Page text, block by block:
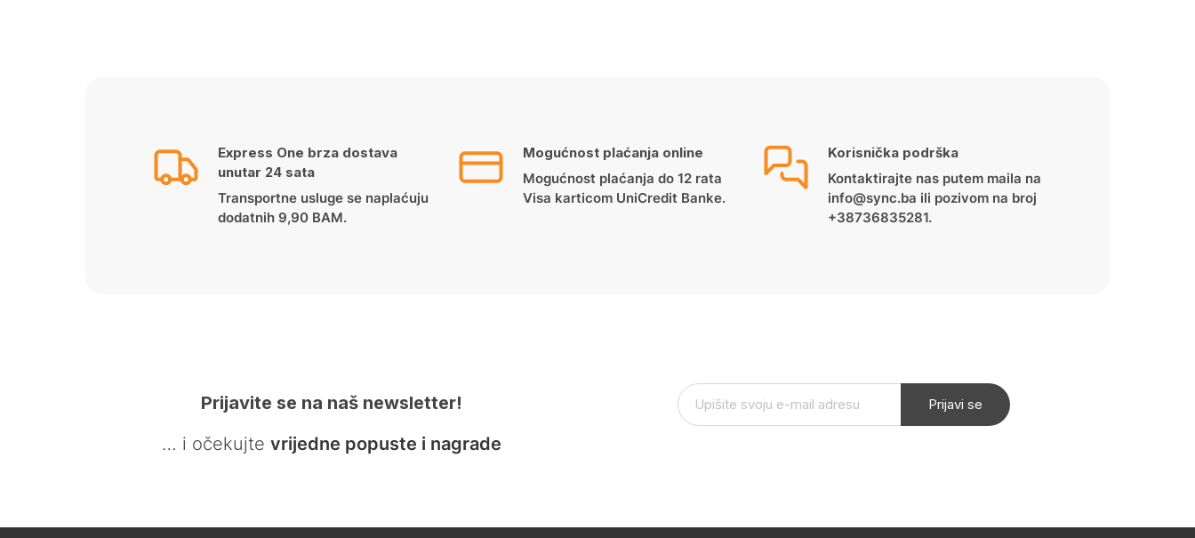
Express One brza dostava
unutar 24 sata
Transportne usluge se naplaćuju
dodatnih 9,90 BAM.
Mogućnost plaćanja online
Mogućnost plaćanja do 12 rata
Visa karticom UniCredit Banke.
Korisnička podrška
Kontaktirajte nas putem maila na
info@sync.ba ili pozivom na broj
+38736835281.
Prijavite se na naš newsletter!
… i očekujte vrijedne popuste i nagrade
Prijavi se